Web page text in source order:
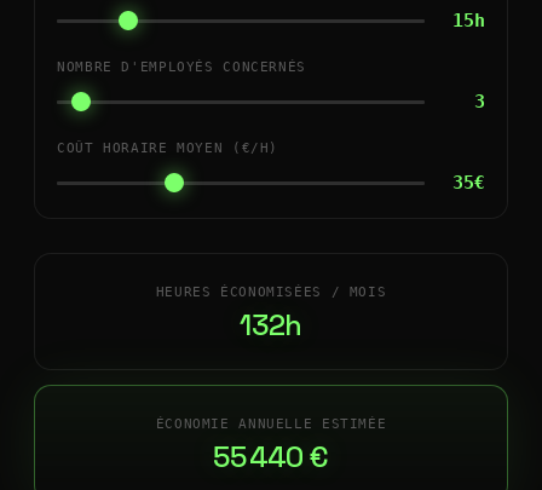
15h
NOMBRE D'EMPLOYÉS CONCERNÉS
3
COÛT HORAIRE MOYEN (€/H)
35€
HEURES ÉCONOMISÉES / MOIS
132h
ÉCONOMIE ANNUELLE ESTIMÉE
55 440 €